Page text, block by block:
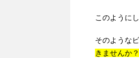
このように
そのような
きませんか？